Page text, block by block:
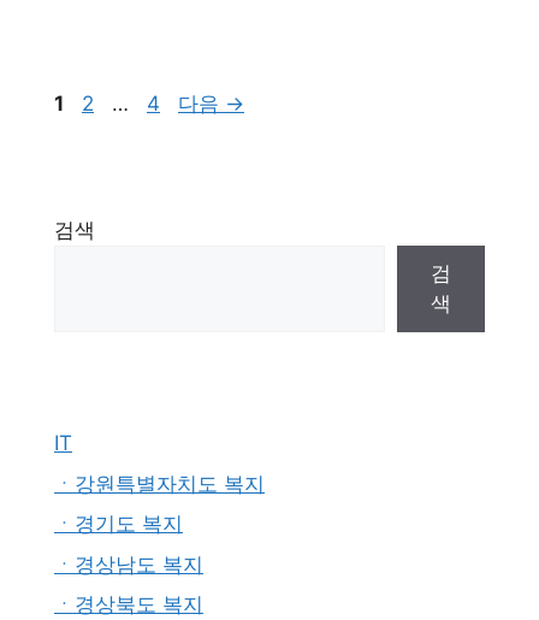
페
1
페
2 …
페
4 다음 →
검색
검
색
IT
ㆍ강원특별자치도 복지
ㆍ경기도 복지
ㆍ경상남도 복지
ㆍ경상북도 복지